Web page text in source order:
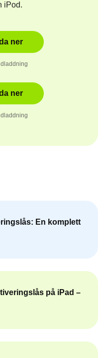
iPod.
ner
ner
En komplett
på iPad –